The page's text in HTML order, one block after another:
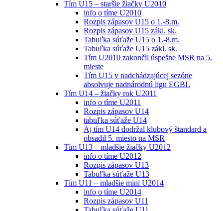
Tím U15 – staršie žiačky U2010
info o tíme U2010
Rozpis zápasov U15 o 1.-8.m.
Rozpis zápasov U15 zákl. sk.
Tabuľka súťaže U15 o 1.-8.m.
Tabuľka súťaže U15 zákl. sk.
Tím U2010 zakončil úspešne MSR na 5.
mieste
Tím U15 v nadchádzajúcej sezóne
absolvuje nadnárodnú ligu EGBL
Tím U14 – žiačky rok U2011
info o tíme U2011
Rozpis zápasov U14
tabuľka súťaže U14
Aj tím U14 dodržal klubový štandard a
obsadil 5. miesto na MSR
Tím U13 – mladšie žiačky U2012
info o tíme U2012
Rozpis zápasov U13
Tabuľka súťaže U13
Tím U11 – mladšie mini U2014
info o tíme U2014
Rozpis zápasov U11